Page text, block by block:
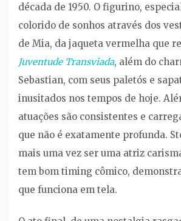
década de 1950. O figurino,
colorido de sonhos através dos
de Mia, da jaqueta vermelha que
Juventude Transviada, além do
Sebastian, com seus paletós e
inusitados nos tempos de hoje.
atuações são consistentes e
que não é exatamente profunda.
mais uma vez ser uma atriz
tem bom timing cômico,
que funciona em tela.